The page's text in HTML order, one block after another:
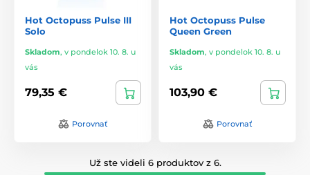
Hot Octopuss Pulse III
Solo
Skladom, v pondelok 10. 8. u
vás
79,35 €
Porovnať
Hot Octopuss Pulse
Queen Green
Skladom, v pondelok 10. 8. u
vás
103,90 €
Porovnať
Už ste videli 6 produktov z 6.